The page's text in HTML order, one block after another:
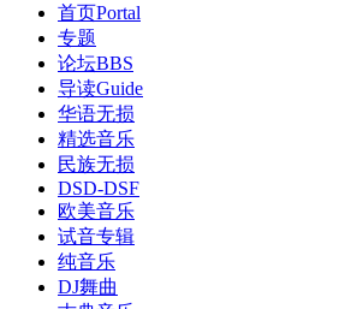
首页Portal
专题
论坛BBS
导读Guide
华语无损
精选音乐
民族无损
DSD-DSF
欧美音乐
试音专辑
纯音乐
DJ舞曲